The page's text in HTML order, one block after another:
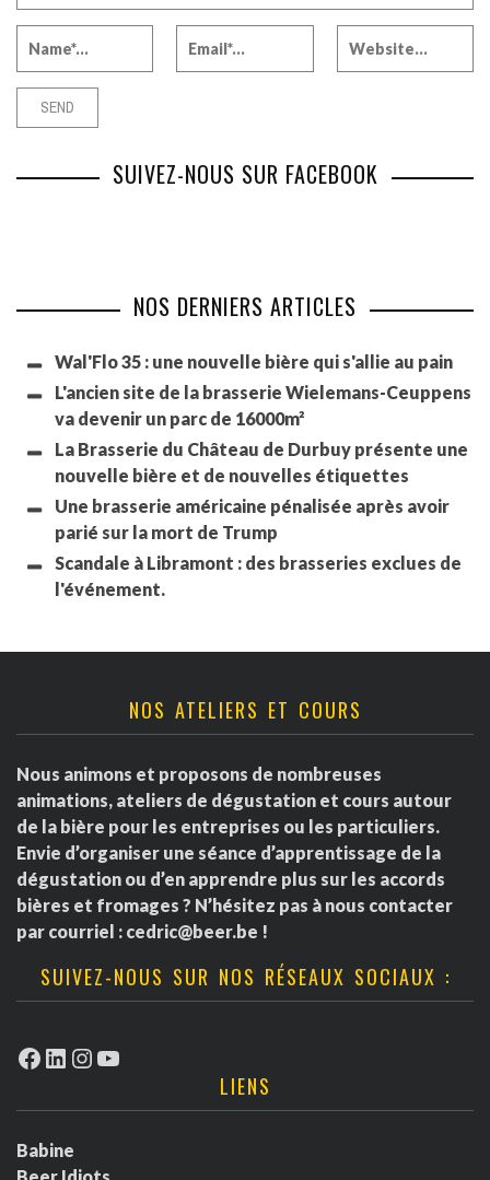
SUIVEZ-NOUS SUR FACEBOOK
NOS DERNIERS ARTICLES
Wal'Flo 35 : une nouvelle bière qui s'allie au pain
L'ancien site de la brasserie Wielemans-Ceuppens
va devenir un parc de 16000m²
La Brasserie du Château de Durbuy présente une
nouvelle bière et de nouvelles étiquettes
Une brasserie américaine pénalisée après avoir
parié sur la mort de Trump
Scandale à Libramont : des brasseries exclues de
l'événement.
NOS ATELIERS ET COURS
Nous animons et proposons de nombreuses
animations, ateliers de dégustation et cours autour
de la bière pour les entreprises ou les particuliers.
Envie d’organiser une séance d’apprentissage de la
dégustation ou d’en apprendre plus sur les accords
bières et fromages ? N’hésitez pas à nous contacter
par courriel : cedric@beer.be !
SUIVEZ-NOUS SUR NOS RÉSEAUX SOCIAUX :
Facebook
LinkedIn
Instagram
YouTube
LIENS
Babine